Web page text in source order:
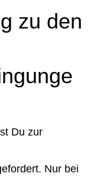
zu den
Du zur
Nur bei